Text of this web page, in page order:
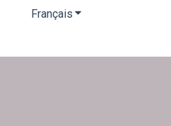
Français Afficher le sous-